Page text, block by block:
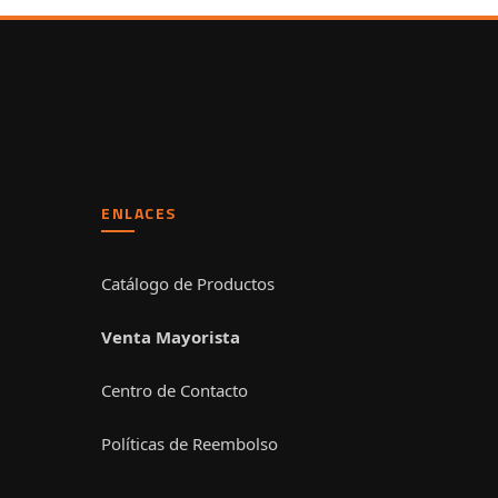
ENLACES
Catálogo de Productos
Venta Mayorista
Centro de Contacto
Políticas de Reembolso